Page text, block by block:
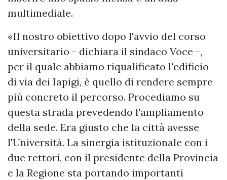
multimediale.
«Il nostro obiettivo dopo l'avvio del corso
universitario - dichiara il sindaco Voce -,
per il quale abbiamo riqualificato l'edificio
di via dei Iapigi, è quello di rendere sempre
più concreto il percorso. Procediamo su
questa strada prevedendo l'ampliamento
della sede. Era giusto che la città avesse
l'Università. La sinergia istituzionale con i
due rettori, con il presidente della Provincia
e la Regione sta portando importanti